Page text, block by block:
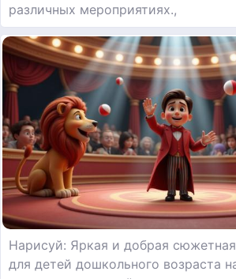
различных мероприятиях.,
Нарисуй: Яркая и добрая
для детей дошкольного возраста